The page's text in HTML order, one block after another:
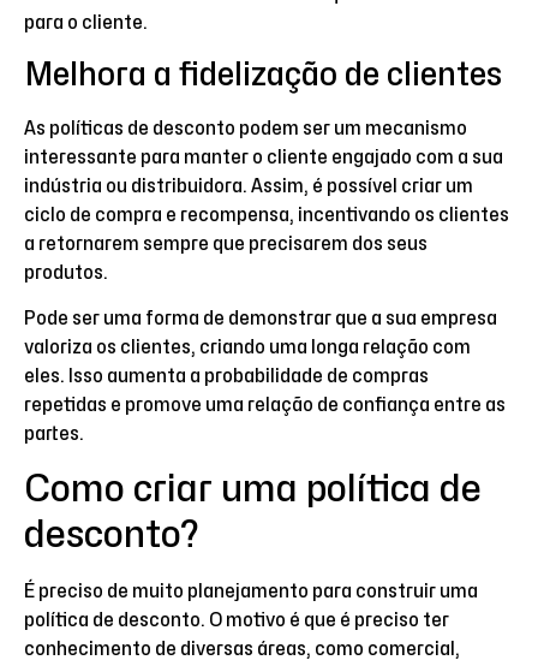
para o cliente.
Melhora a fidelização de clientes
As políticas de desconto podem ser um mecanismo
interessante para manter o cliente engajado com a sua
indústria ou distribuidora. Assim, é possível criar um
ciclo de compra e recompensa, incentivando os clientes
a retornarem sempre que precisarem dos seus
produtos.
Pode ser uma forma de demonstrar que a sua empresa
valoriza os clientes, criando uma longa relação com
eles. Isso aumenta a probabilidade de compras
repetidas e promove uma relação de confiança entre as
partes.
Como criar uma política de
desconto?
É preciso de muito planejamento para construir uma
política de desconto. O motivo é que é preciso ter
conhecimento de diversas áreas, como comercial,